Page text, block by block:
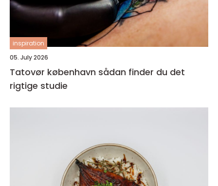
inspiration
05. July 2026
Tatovør københavn sådan finder du det
rigtige studie